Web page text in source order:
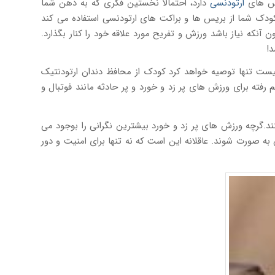
شما از بریس ها و براکت های ارتودنسی استفاده می کند
نیاز باشد ورزش و تفریح مورد علاقه خود را کنار بگذارد.
تنها توصیه خواهد کرد کودک از محافظ دندان ارتودنتیک
برای ورزش های پر زد و خورد و پر حادثه مانند فوتبال و
ورزش های پر زد و خورد بیشترین نگرانی را بوجود می
صورت شوند. عاقلانه این است که نه تنها برای امنیت و دور